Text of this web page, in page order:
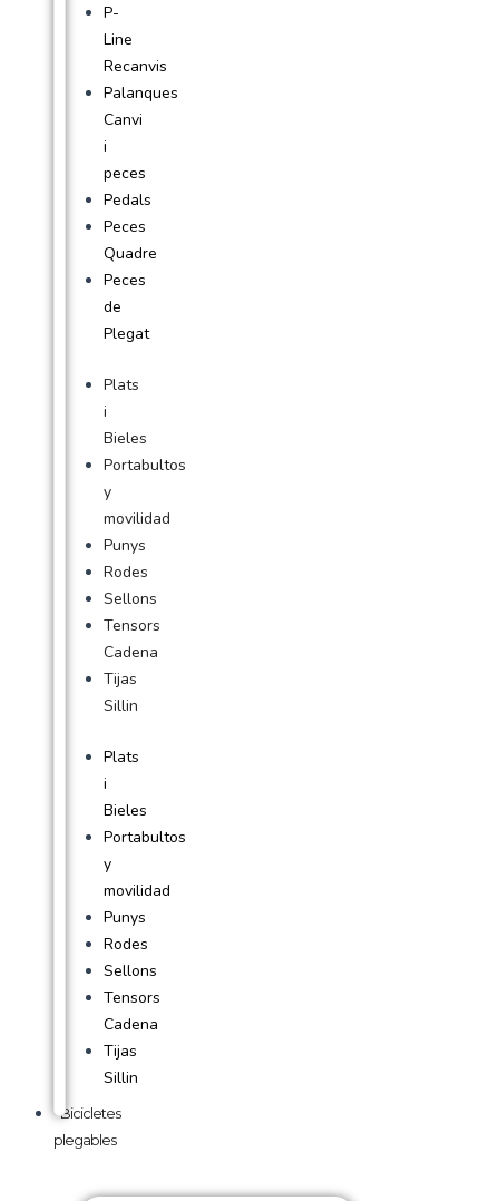
P-
Line
Recanvis
Palanques
Canvi
i
peces
Pedals
Peces
Quadre
Peces
de
Plegat
Plats
i
Bieles
Portabultos
y
movilidad
Punys
Rodes
Sellons
Tensors
Cadena
Tijas
Sillin
Plats
i
Bieles
Portabultos
y
movilidad
Punys
Rodes
Sellons
Tensors
Cadena
Tijas
Sillin
Bicicletes
plegables